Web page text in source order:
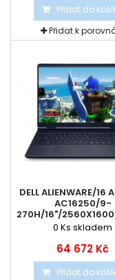
Přidat do
Přidat k
DELL ALIENWARE/16
AC16250/9-
270H/16"/
0 Ks skladem
64 672 Kč
Přidat do